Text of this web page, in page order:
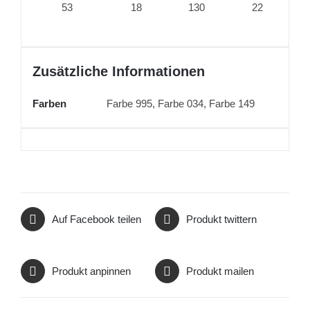
53 18 130 22
Zusätzliche Informationen
Farben Farbe 995, Farbe 034, Farbe 149
Auf Facebook teilen Produkt twittern
Produkt anpinnen Produkt mailen